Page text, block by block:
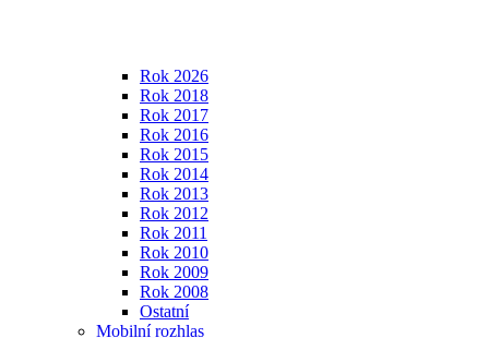
Rok 2026
Rok 2018
Rok 2017
Rok 2016
Rok 2015
Rok 2014
Rok 2013
Rok 2012
Rok 2011
Rok 2010
Rok 2009
Rok 2008
Ostatní
Mobilní rozhlas